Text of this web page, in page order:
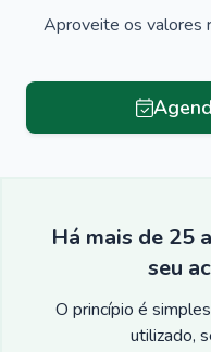
Aproveite os valores
Há mais de 25
seu
O princípio é
utilizado,